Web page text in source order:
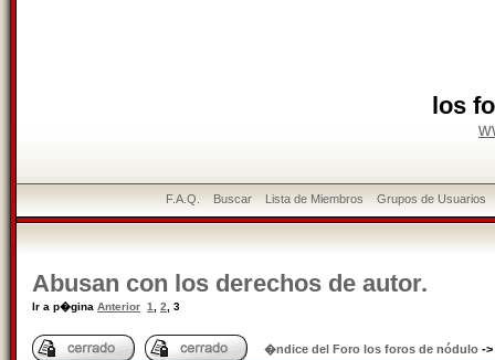
los
F.A.Q. Buscar Lista de Miembros Grupos de Usuarios
Abusan con los derechos de autor.
Ir a p�gina Anterior 1 2 3
�ndice del Foro los foros de nódulo ->